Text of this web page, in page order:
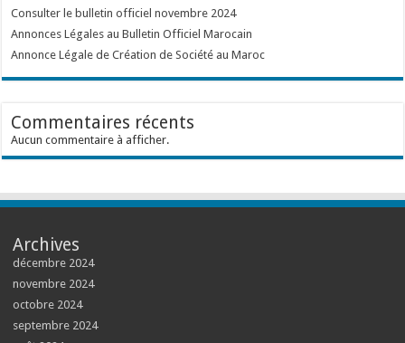
Consulter le bulletin officiel novembre 2024
Annonces Légales au Bulletin Officiel Marocain
Annonce Légale de Création de Société au Maroc
Commentaires récents
Aucun commentaire à afficher.
Archives
décembre 2024
novembre 2024
octobre 2024
septembre 2024